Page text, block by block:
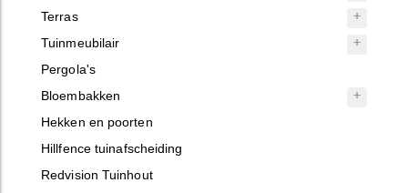
Terras
Tuinmeubilair
Pergola's
Bloembakken
Hekken en poorten
Hillfence tuinafscheiding
Redvision Tuinhout